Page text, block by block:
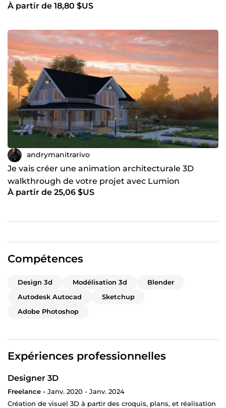
À partir de 18,80 $US
andrymanitrarivo
Je vais créer une animation architecturale 3D
walkthrough de votre projet avec Lumion
À partir de 25,06 $US
Compétences
Design 3d Modélisation 3d
Blender
Autodesk Autocad
Sketchup
Adobe Photoshop
Expériences professionnelles
Designer 3D
Freelance - Janv. 2020 - Janv. 2024
Création de visuel 3D à partir des croquis, plans, et réalisation